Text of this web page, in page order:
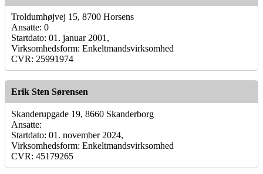
Troldumhøjvej 15, 8700 Horsens
Ansatte: 0
Startdato: 01. januar 2001,
Virksomhedsform: Enkeltmandsvirksomhed
CVR: 25991974
Erik Sten Sørensen
Skanderupgade 19, 8660 Skanderborg
Ansatte:
Startdato: 01. november 2024,
Virksomhedsform: Enkeltmandsvirksomhed
CVR: 45179265